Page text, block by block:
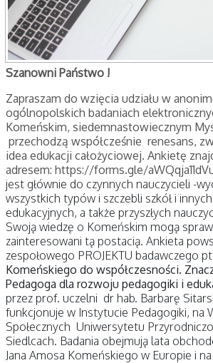
Szanowni Państwo !
Zapraszam do wzięcia udziału w
ogólnopolskich badaniach
Komeńskim, siedemnastowiecznym
przechodzą współcześnie renesans,
idea edukacji całożyciowej. Ankietę
adresem: https://forms.gle/
jest głównie do czynnych nauczycieli -
wszystkich typów i szczebli szkół i
edukacyjnych, a także przyszłych
Swoją wiedzę o Komeńskim mogą
zainteresowani tą postacią. Ankieta
zespołowego PROJEKTU badawczego
Komeńskiego do współczesności.
Pedagoga dla rozwoju pedagogiki i
przez prof. uczelni dr hab. Barbarę
funkcjonuje w Instytucie Pedagogiki, na
Społecznych Uniwersytetu
Siedlcach. Badania obejmują lata
Jana Amosa Komeńskiego w Europie i